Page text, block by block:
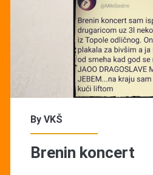
By VKŠ
Brenin koncert